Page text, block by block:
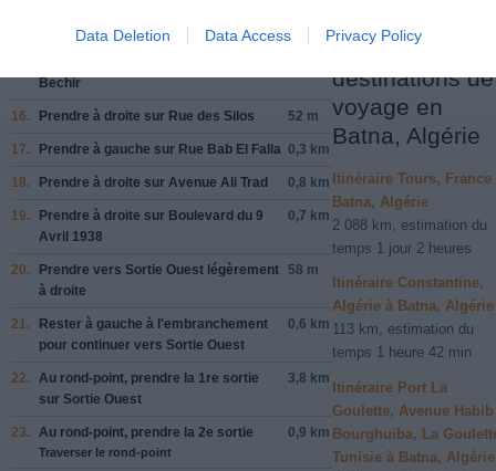
Data Deletion Data Access Privacy Policy
Continuer sur Rue de Algerie 0,3 km
Bechir
16. Prendre à droite sur Rue des Silos 52 m
17. Prendre à gauche sur Rue Bab El Falla 0,3 km
18. Prendre à droite sur Avenue Ali Trad 0,8 km
19. Prendre à droite sur Boulevard du 9
Avril 1938
0,7 km
20. Prendre vers Sortie Ouest légèrement
à droite
58 m
21. Rester à gauche à l'embranchement
pour continuer vers Sortie Ouest
0,6 km
22. Au rond-point, prendre la 1re sortie
sur Sortie Ouest
3,8 km
23. Au rond-point, prendre la 2e sortie
Traverser le rond-point
0,9 km
Autres
destinations de
voyage en
Batna, Algérie
Itinéraire Tours, France
Batna, Algérie
2 088 km, estimation du
temps 1 jour 2 heures
Itinéraire Constantine,
Algérie à Batna, Algérie
113 km, estimation du
temps 1 heure 42 min
Itinéraire Port La
Goulette, Avenue Habib
Bourghuiba, La
Tunisie à Batna, Algérie